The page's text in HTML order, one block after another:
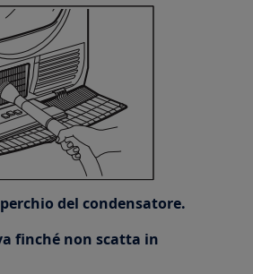
del condensatore.
finché non scatta in